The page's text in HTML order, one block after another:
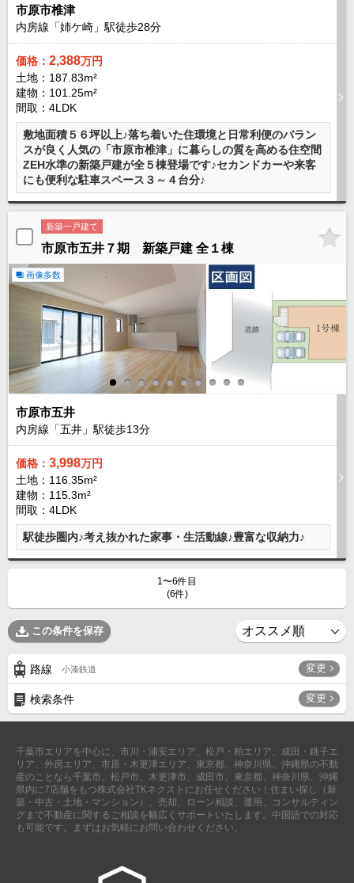
市原市椎津
内房線「姉ケ崎」駅徒歩28分
価格： 2,388万円
土地：187.83m²
建物：101.25m²
間取：4LDK
敷地面積５６坪以上♪落ち着いた住環境と日常利便のバラン
スが良く人気の「市原市椎津」に暮らしの質を高める住空間
ZEH水準の新築戸建が全５棟登場です♪セカンドカーや来客
にも便利な駐車スペース３～４台分♪
新築一戸建て
市原市五井７期 新築戸建 全１棟
画像多数
市原市五井
内房線「五井」駅徒歩13分
価格： 3,998万円
土地：116.35m²
建物：115.3m²
間取：4LDK
駅徒歩圏内♪考え抜かれた家事・生活動線♪豊富な収納力♪
1〜6件目
(6件)
この条件を保存
路線 小湊鉄道 変更
検索条件 変更
千葉市エリアを中心に、市川・浦安エリア、松戸・柏エリア、成田・銚子エ
リア、外房エリア、市原・木更津エリア、東京都、神奈川県、沖縄県の不動
産のことなら千葉市、松戸市、木更津市、成田市、東京都、神奈川県、沖縄
県内に7店舗をもつ株式会社TKネクストにお任せください！住まい探し（新
築・中古・土地・マンション）、売却、ローン相談、運用、コンサルティン
グまで不動産に関するご相談を幅広くサポートいたします。中国語での対応
も可能です。まずはお気軽にお問い合わせください。
全店舗営業社員募集！